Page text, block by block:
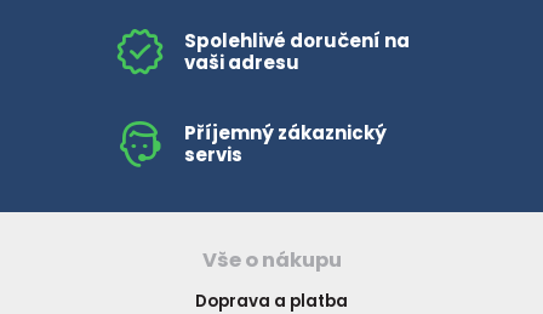
Spolehlivé doručení na
vaši adresu
Příjemný zákaznický
servis
Vše o nákupu
Doprava a platba